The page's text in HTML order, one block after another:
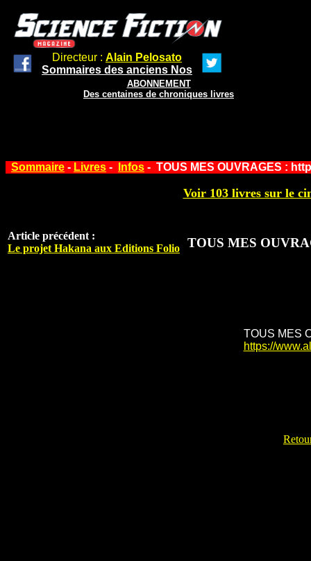
Directeur : Alain Pelosato
Sommaires des anciens Nos
ABONNEMENT
Des centaines de chroniques livres
Sommaire - Livres - Infos - TOUS MES OUVRAGES :
Voir 103 livres sur le
Article précédent :
Le projet Hakana aux Editions Folio
TOUS MES
TOUS MES
https://